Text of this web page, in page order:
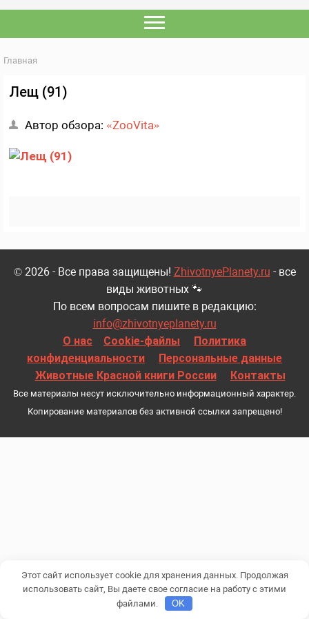
Главная
Лещ (91)
Автор обзора: «ZooVita»
© 2026 - Все права защищены! ZhivotnyePlanety.ru - все
виды животных 🐾
По всем вопросам пишите в редакцию:
info@zhivotnyeplanety.ru
О нас
Cookie-файлы
Политика
конфиденциальности
Персональные данные
Животные Красной книги России
Контакты
Все материалы несут исключительно информационный характер.
Копирование материалов без активной ссылки запрещено!
Этот сайт использует cookie для хранения данных. Продолжая
использовать сайт, Вы даете свое согласие на работу с этими
файлами.
OK